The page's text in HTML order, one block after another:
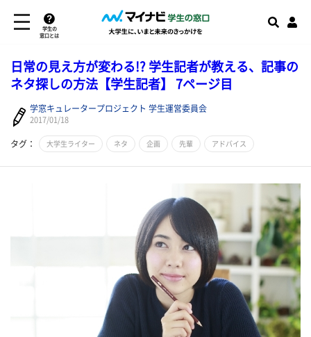
学生の
窓口とは
日常の見え方が変わる!? 学生記者が教える、記事の
ネタ探しの方法【学生記者】 7ページ目
学窓キュレータープロジェクト 学生運営委員会
2017/01/18
タグ： 大学生ライター ネタ 企画 先輩 アドバイス